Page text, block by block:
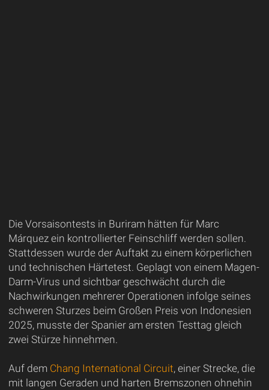
Die Vorsaisontests in Buriram hätten für Marc
Márquez ein kontrollierter Feinschliff werden sollen.
Stattdessen wurde der Auftakt zu einem körperlichen
und technischen Härtetest. Geplagt von einem Magen-
Darm-Virus und sichtbar geschwächt durch die
Nachwirkungen mehrerer Operationen infolge seines
schweren Sturzes beim Großen Preis von Indonesien
2025, musste der Spanier am ersten Testtag gleich
zwei Stürze hinnehmen.
Auf dem Chang International Circuit, einer Strecke, die
mit langen Geraden und harten Bremszonen ohnehin